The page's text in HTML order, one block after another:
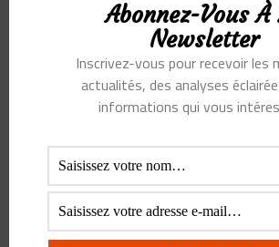
Alibaba Alihealth Alipay ant
Assurance Banque BATX
Douyin
Ecosystème
Epargne
Facebook
Fintech
Abonnez-Vous À
Newsletter
Inscrivez-vous pour recevoir les
actualités, des analyses
informations qui vous